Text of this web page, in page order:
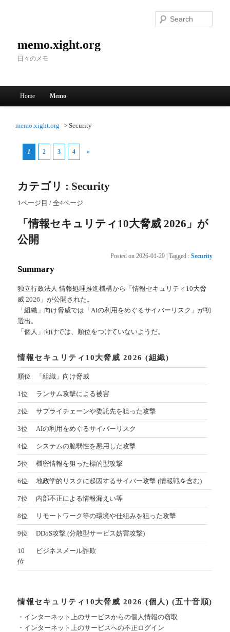
memo.xight.org
日々のメモ
Skip to primary content
Skip to secondary content
Home Memo
memo.xight.org Security
1 2 3 4 »
カテゴリ : Security
1ページ目 / 全4ページ
「情報セキュリティ10大脅威 2026」が
公開
Posted on 2026-01-29 | Tagged : Security
Summary
独立行政法人 情報処理推進機構から「情報セキュリティ10大脅
威 2026」が公開された。
「組織」向け脅威では「AIの利用をめぐるサイバーリスク」が初
選出。
「個人」向けでは、順位をつけていないようだ。
情報セキュリティ10大脅威 2026 (組織)
順位 「組織」向け脅威
1位 ランサム攻撃による被害
2位 サプライチェーンや委託先を狙った攻撃
3位 AIの利用をめぐるサイバーリスク
4位 システムの脆弱性を悪用した攻撃
5位 機密情報を狙った標的型攻撃
6位 地政学的リスクに起因するサイバー攻撃 (情報戦を含む)
7位 内部不正による情報漏えい等
8位 リモートワーク等の環境や仕組みを狙った攻撃
9位 DDoS攻撃 (分散型サービス妨害攻撃)
10
位
ビジネスメール詐欺
情報セキュリティ10大脅威 2026 (個人) (五十音順)
・インターネット上のサービスからの個人情報の窃取
・インターネット上のサービスへの不正ログイン